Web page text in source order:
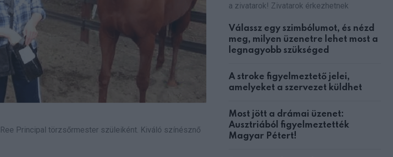
Principal törzsőrmester szüleiként. Kiváló színésznő
a zivatarok! Zivatarok érkezhetnek
Válassz egy szimbólumot, és nézd
meg, milyen üzenetre lehet most a
legnagyobb szükséged
A stroke figyelmeztető jelei,
amelyeket a szervezet küldhet
Most jött a drámai üzenet:
Ausztriából figyelmeztették
Magyar Pétert!